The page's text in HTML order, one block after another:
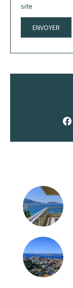
site
ENVOYER